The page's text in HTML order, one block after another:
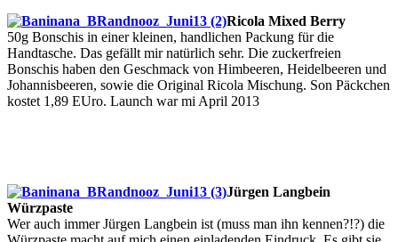
Ricola Mixed Berry
50g Bonschis in einer kleinen, handlichen Packung für die
Handtasche. Das gefällt mir natürlich sehr. Die zuckerfreien
Bonschis haben den Geschmack von Himbeeren, Heidelbeeren und
Johannisbeeren, sowie die Original Ricola Mischung. Son Päckchen
kostet 1,89 EUro. Launch war mi April 2013
Jürgen Langbein
Würzpaste
Wer auch immer Jürgen Langbein ist (muss man ihn kennen?!?) die